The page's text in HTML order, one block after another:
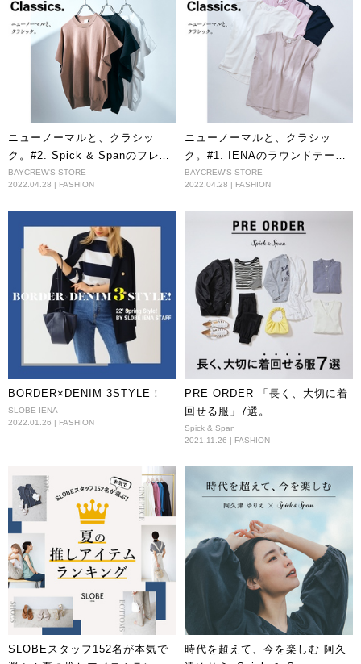
ニューノーマルと、クラシッ
ク。#2. Spick & Spanのフレア
フレンチスリーブプルオーバー
BAYCREW'S STORE
2022.04.28 | FASHION
ニューノーマルと、クラシッ
ク。#1. IENAのラウンドテール
プルオーバー
BAYCREW'S STORE
2022.04.28 | FASHION
BORDER×DENIM 3STYLE！
SLOBE IENA
2022.01.26 | FASHION
PRE ORDER 「長く、大切に着
回せる服」7選。
Spick & Span
2021.11.26 | FASHION
SLOBEスタッフ152名が本気で
時代を超えて、今を楽しむ 阿久